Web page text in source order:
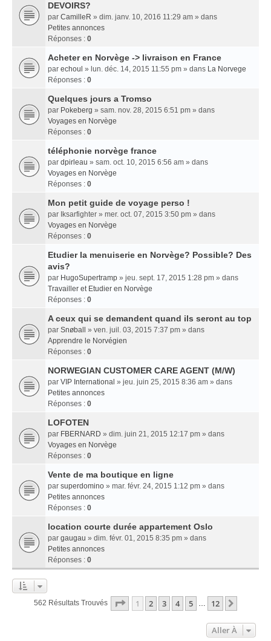
DEVOIRS?
par CamilleR » dim. janv. 10, 2016 11:29 am » dans
Petites annonces
Réponses : 0
Acheter en Norvège -> livraison en France
par echoul » lun. déc. 14, 2015 11:55 pm » dans La Norvege
Réponses : 0
Quelques jours a Tromso
par Pokeberg » sam. nov. 28, 2015 6:51 pm » dans
Voyages en Norvège
Réponses : 0
téléphonie norvège france
par dpirleau » sam. oct. 10, 2015 6:56 am » dans
Voyages en Norvège
Réponses : 0
Mon petit guide de voyage perso !
par Iksarfighter » mer. oct. 07, 2015 3:50 pm » dans
Voyages en Norvège
Réponses : 0
Etudier la menuiserie en Norvège? Possible? Des
avis?
par HugoSupertramp » jeu. sept. 17, 2015 1:28 pm » dans
Travailler et Etudier en Norvège
Réponses : 0
A ceux qui se demandent quand ils seront au top
par Snøball
» ven. juil. 03, 2015 7:37 pm » dans
Apprendre le Norvégien
Réponses : 0
NORWEGIAN CUSTOMER CARE AGENT (M/W)
par VIP International » jeu. juin 25, 2015 8:36 am » dans
Petites annonces
Réponses : 0
LOFOTEN
par FBERNARD » dim. juin 21, 2015 12:17 pm » dans
Voyages en Norvège
Réponses : 0
Vente de ma boutique en ligne
par superdomino » mar. févr. 24, 2015 1:12 pm » dans
Petites annonces
Réponses : 0
location courte durée appartement Oslo
par gaugau » dim. févr. 01, 2015 8:35 pm » dans
Petites annonces
Réponses : 0
562 Résultats Trouvés Page 1Sur
1 2 3 4 5 … 12
Aller À